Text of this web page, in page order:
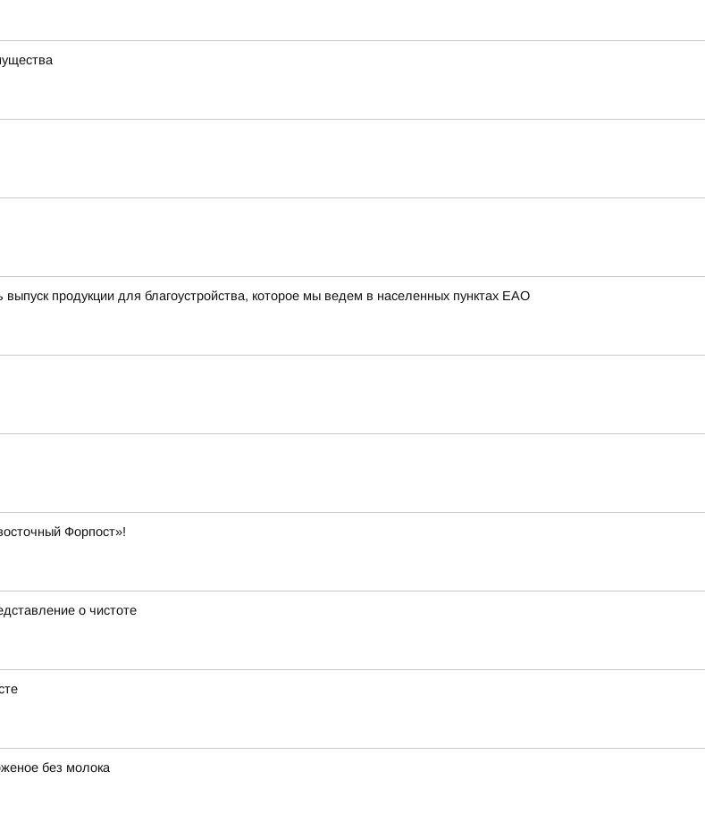
продукции для благоустройства, которое мы ведем в населенных пунктах ЕАО
Форпост»!
о чистоте
без молока